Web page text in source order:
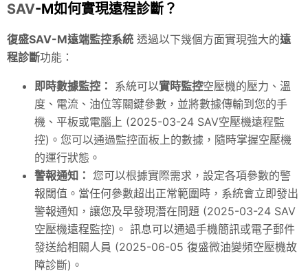
SAV-M如何實現遠程診斷？
復盛SAV-M遠端監控系統 透過以下幾個方面實現強大的遠
程診斷功能：
即時數據監控： 系統可以實時監控空壓機的壓力、溫
度、電流、油位等關鍵參數，並將數據傳輸到您的手
機、平板或電腦上 (2025-03-24 SAV空壓機遠程監
控)。您可以通過監控面板上的數據，隨時掌握空壓機
的運行狀態。
警報通知： 您可以根據實際需求，設定各項參數的警
報閾值。當任何參數超出正常範圍時，系統會立即發出
警報通知，讓您及早發現潛在問題 (2025-03-24 SAV
空壓機遠程監控)。 訊息可以通過手機簡訊或電子郵件
發送給相關人員 (2025-06-05 復盛微油變頻空壓機故
障診斷)。